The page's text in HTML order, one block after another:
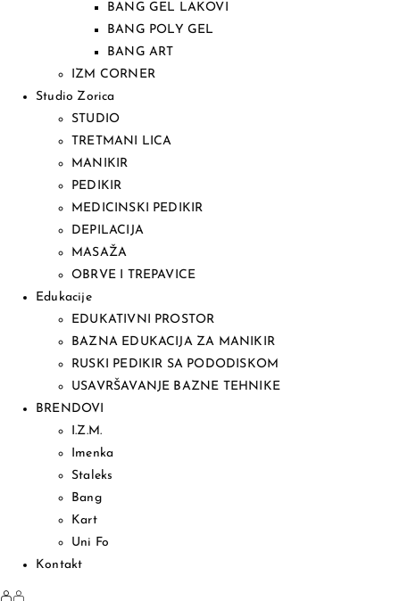
BANG GEL LAKOVI
BANG POLY GEL
BANG ART
IZM CORNER
Studio Zorica
STUDIO
TRETMANI LICA
MANIKIR
PEDIKIR
MEDICINSKI PEDIKIR
DEPILACIJA
MASAŽA
OBRVE I TREPAVICE
Edukacije
EDUKATIVNI PROSTOR
BAZNA EDUKACIJA ZA MANIKIR
RUSKI PEDIKIR SA PODODISKOM
USAVRŠAVANJE BAZNE TEHNIKE
BRENDOVI
I.Z.M.
Imenka
Staleks
Bang
Kart
Uni Fo
Kontakt